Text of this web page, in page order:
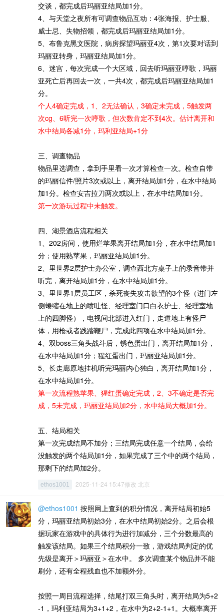
交谈，都完成后玛丽亚结局加1分。
4、与天堂之夜所有可调查物品互动：4张海报、护士服、
威士忌、失物招领，都完成后玛丽亚结局加1分。
5、布鲁克黑文医院，病房探望玛丽亚4次，第1次要对话到
玛丽亚转身，玛丽亚结局加1分。
6、迷宫，每次完成一个大区域，回去听玛丽亚哼歌，玛丽
亚死亡后再回去一次，一共4次，都完成后玛丽亚结局加1
分。
个人4确定完成，1、2无法确认，3确定未完成，5触发两
次cg、6听完一次哼歌，但次数肯定不到4次。估计离开和
水中结局各减1分，玛利亚结局+1分
三、调查物品
物品里选调查，拿到手里看一次才算检查一次。检查自带
的玛丽信件/照片3次或以上，离开结局加1分，在水中结局
加1分。检查安吉拉刀两次或以上，在水中结局加1分。
第一次游玩过程中未触发。
四、湖景酒店流程相关
1、202房间，使用烂苹果离开结局加1分，在水中结局加1
分；使用熟苹果，玛丽亚结局加1分。
2、里世界2层护士办公室，调查西北方桌子上的录音带并
听完，离开结局加1分，在水中结局加1分。
3、里世界1层员工区，杀死丧失攻击欲望的3个怪（进门左
侧蜷缩在地上的喷吐怪、经理室门口白衣护士、经理室地
上的四脚怪），电视间北部进入红门，走道地上有怪尸
体，用枪或者践踏鞭尸，完成此四项在水中结局加1分。
4、双boss三角头战斗后，锈色蛋出门，离开结局加1分，
在水中结局加1分；猩红蛋出门，玛丽亚结局加1分。
5、长走廊原地挂机听完玛丽内心独白，离开结局加1分，
在水中结局加1分。
第一次流程熟苹果、猩红蛋确定完成，2、3不确定是否完
成，5未完成，玛丽亚结局加2分，水中结局大概加1分。
五、结局相关
第一次完成结局不加分；三结局完成任意一个结局，会给
没触发的两个结局加1分，如果完成了三个中的两个结局，
那剩下的结局加2分。
ethos1001 2025-11-24 15:47修改 北京
@ethos1001 按照网上查到的积分情况，离开结局初始5
分，玛丽亚结局初始3分，在水中结局初始2分。之后会根
据玩家在游戏中的具体行为进行加减分，三个分数最高的
触发该结局。如果三个结局积分一致，游戏结局判定的优
先级是离开＞玛丽亚＞在水中。 多次调查某个物品并不能
刷分，还有全程残血也不加额外分。
按照一周目流程选择，结尾打双三角头时，离开结局为5+2
-1，玛利亚结局为3+1+2，在水中为2+2-1+1。大概率离开